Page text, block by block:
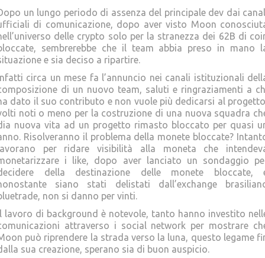
un lungo periodo di assenza del principale dev dai
di comunicazione, dopo aver visto Moon
delle crypto solo per la stranezza dei 62B di
sembrerebbe che il team abbia preso in mano
e sia deciso a ripartire.
circa un mese fa l’annuncio nei canali istituzionali
di un nuovo team, saluti e ringraziamenti a
dato il suo contributo e non vuole più dedicarsi al
noti o meno per la costruzione di una nuova squadra
nuova vita ad un progetto rimasto bloccato per quasi
Risolveranno il problema della monete bloccate?
per ridare visibilità alla moneta che
i like, dopo aver lanciato un sondaggio
della destinazione delle monete bloccate,
siano stati delistati dall’exchange
non si danno per vinti.
lavoro di background è notevole, tanto hanno investito
attraverso i social network per mostrare
può riprendere la strada verso la luna, questo legame
sua creazione, sperano sia di buon auspicio.